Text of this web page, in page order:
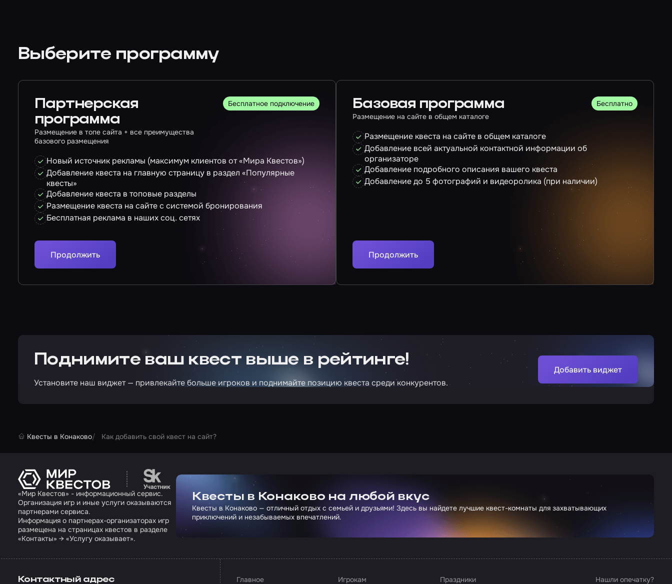
Выберите программу
Партнерская
программа
Размещение в топе сайта + все преимущества
базового размещения
Бесплатное подключение
Новый источник рекламы (максимум клиентов от «Мира Квестов»)
Добавление квеста на главную страницу в раздел «Популярные
квесты»
Добавление квеста в топовые разделы
Размещение квеста на сайте с системой бронирования
Бесплатная реклама в наших соц. сетях
Продолжить
Базовая программа
Размещение на сайте в общем каталоге
Бесплатно
Размещение квеста на сайте в общем каталоге
Добавление всей актуальной контактной информации об
организаторе
Добавление подробного описания вашего квеста
Добавление до 5 фотографий и видеоролика (при наличии)
Продолжить
Поднимите ваш квест выше в рейтинге!
Установите наш виджет — привлекайте больше игроков и поднимайте позицию квеста среди конкурентов.
Добавить виджет
Квесты в Конаково Как добавить свой квест на сайт?
Перейти на сайт партнера Сколково
«Мир Квестов» - информационный сервис.
Организация игр и иные услуги оказываются
партнерами сервиса.
Информация о партнерах-организаторах игр
размещена на страницах квестов в разделе
«Контакты» → «Услугу оказывает».
Квесты в Конаково на любой вкус
Квесты в Конаково — отличный отдых с семьей и друзьями! Здесь вы найдете лучшие квест-комнаты для захватывающих
приключений и незабываемых впечатлений.
Контактный адрес Главное Игрокам Праздники Нашли опечатку?